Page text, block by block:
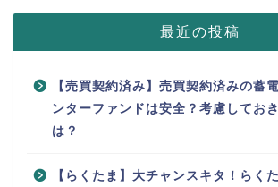
最近の投稿
【売買契約済み】売買契約済みの蓄
ンターファンドは安全？考慮してお
は？
【らくたま】大チャンスキタ！らく